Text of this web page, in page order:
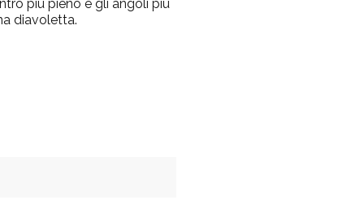
più pieno e gli angoli più
diavoletta.